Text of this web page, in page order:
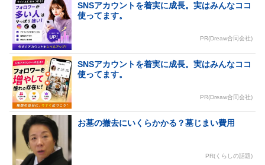
SNSアカウントを着実に成長。実はみんなココ
使ってます。
PR(Dreaw合同会社)
SNSアカウントを着実に成長。実はみんなココ
使ってます。
PR(Dreaw合同会社)
お墓の撤去にいくらかかる？墓じまい費用
PR(くらしの話題)